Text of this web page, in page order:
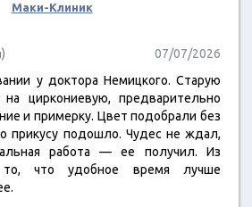
Маки-Клиник
07/07/2026
у доктора Немицкого. Старую
циркониевую, предварительно
и примерку. Цвет подобрали без
прикусу подошло. Чудес не ждал,
работа — ее получил. Из
то, что удобное время лучше